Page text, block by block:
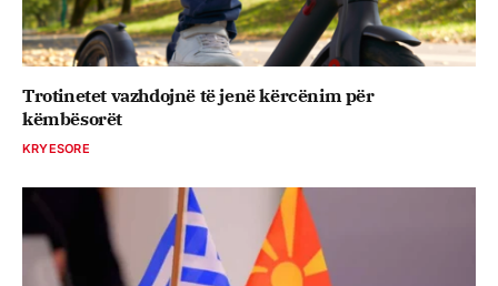
Trotinetet vazhdojnë të jenë kërcënim për
këmbësorët
KRYESORE